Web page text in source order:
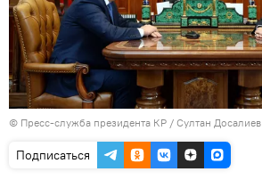
© Пресс-служба президента КР / Султан Досалиев
Подписаться